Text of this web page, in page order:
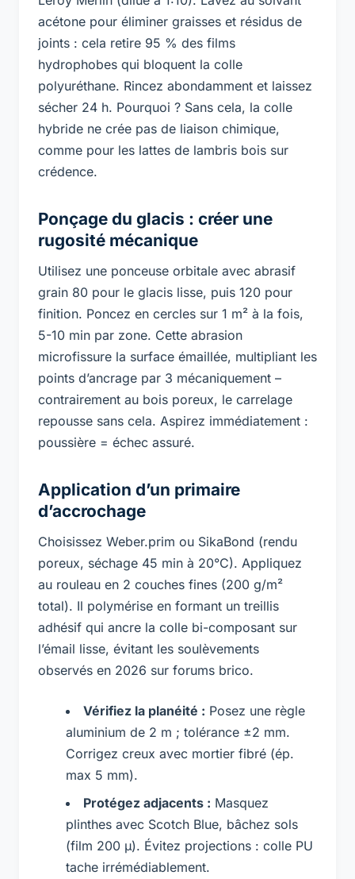
acétone pour éliminer graisses et résidus de
joints : cela retire 95 % des films
hydrophobes qui bloquent la colle
polyuréthane. Rincez abondamment et laissez
sécher 24 h. Pourquoi ? Sans cela, la colle
hybride ne crée pas de liaison chimique,
comme pour les lattes de lambris bois sur
crédence.
Ponçage du glacis : créer une
rugosité mécanique
Utilisez une ponceuse orbitale avec abrasif
grain 80 pour le glacis lisse, puis 120 pour
finition. Poncez en cercles sur 1 m² à la fois,
5-10 min par zone. Cette abrasion
microfissure la surface émaillée, multipliant les
points d’ancrage par 3 mécaniquement –
contrairement au bois poreux, le carrelage
repousse sans cela. Aspirez immédiatement :
poussière = échec assuré.
Application d’un primaire
d’accrochage
Choisissez Weber.prim ou SikaBond (rendu
poreux, séchage 45 min à 20°C). Appliquez
au rouleau en 2 couches fines (200 g/m²
total). Il polymérise en formant un treillis
adhésif qui ancre la colle bi-composant sur
l’émail lisse, évitant les soulèvements
observés en 2026 sur forums brico.
Vérifiez la planéité : Posez une règle
aluminium de 2 m ; tolérance ±2 mm.
Corrigez creux avec mortier fibré (ép.
max 5 mm).
Protégez adjacents : Masquez
plinthes avec Scotch Blue, bâchez sols
(film 200 µ). Évitez projections : colle PU
tache irrémédiablement.